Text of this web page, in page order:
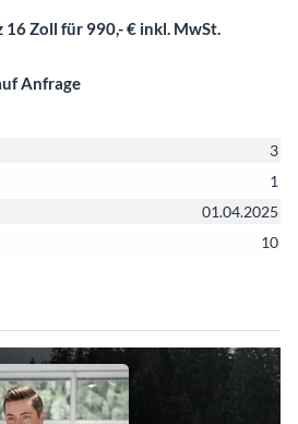
Zoll für 990,- € inkl. MwSt.
Anfrage
3
1
01.04.2025
10